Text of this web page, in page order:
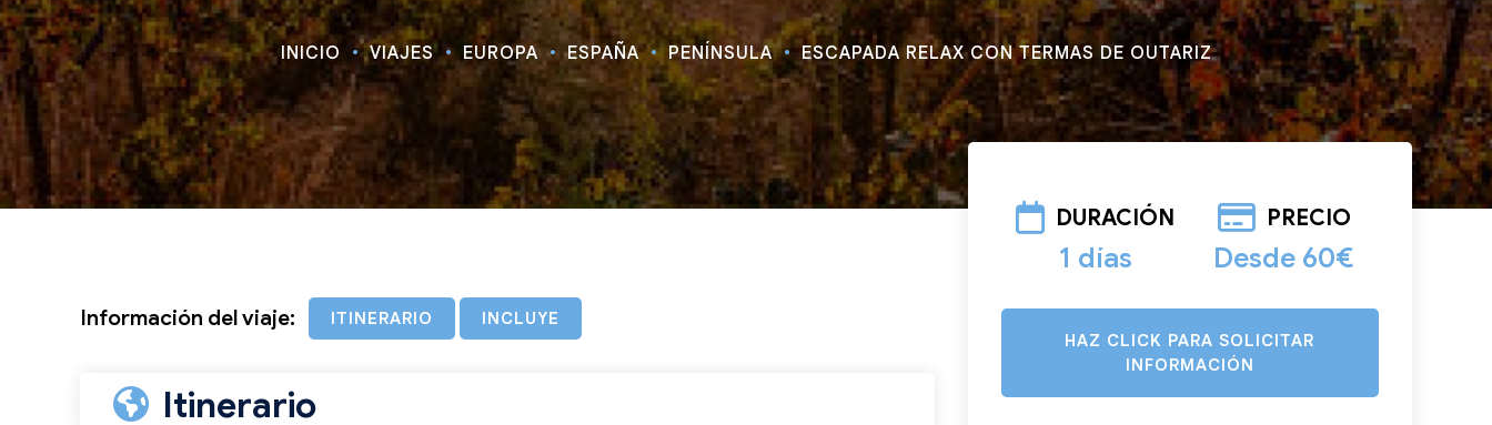
INICIO VIAJES EUROPA ESPAÑA PENÍNSULA ESCAPADA RELAX CON TERMAS DE OUTARIZ
Información del viaje: ITINERARIO INCLUYE
Itinerario
DURACIÓN
1 días
PRECIO
Desde 60€
HAZ CLICK PARA SOLICITAR
INFORMACIÓN